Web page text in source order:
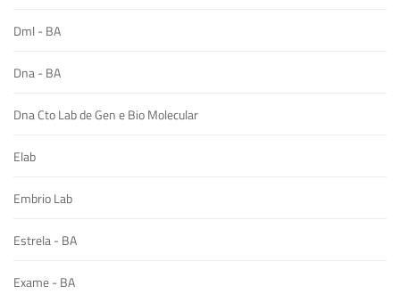
Dml - BA
Dna - BA
Dna Cto Lab de Gen e Bio Molecular
Elab
Embrio Lab
Estrela - BA
Exame - BA